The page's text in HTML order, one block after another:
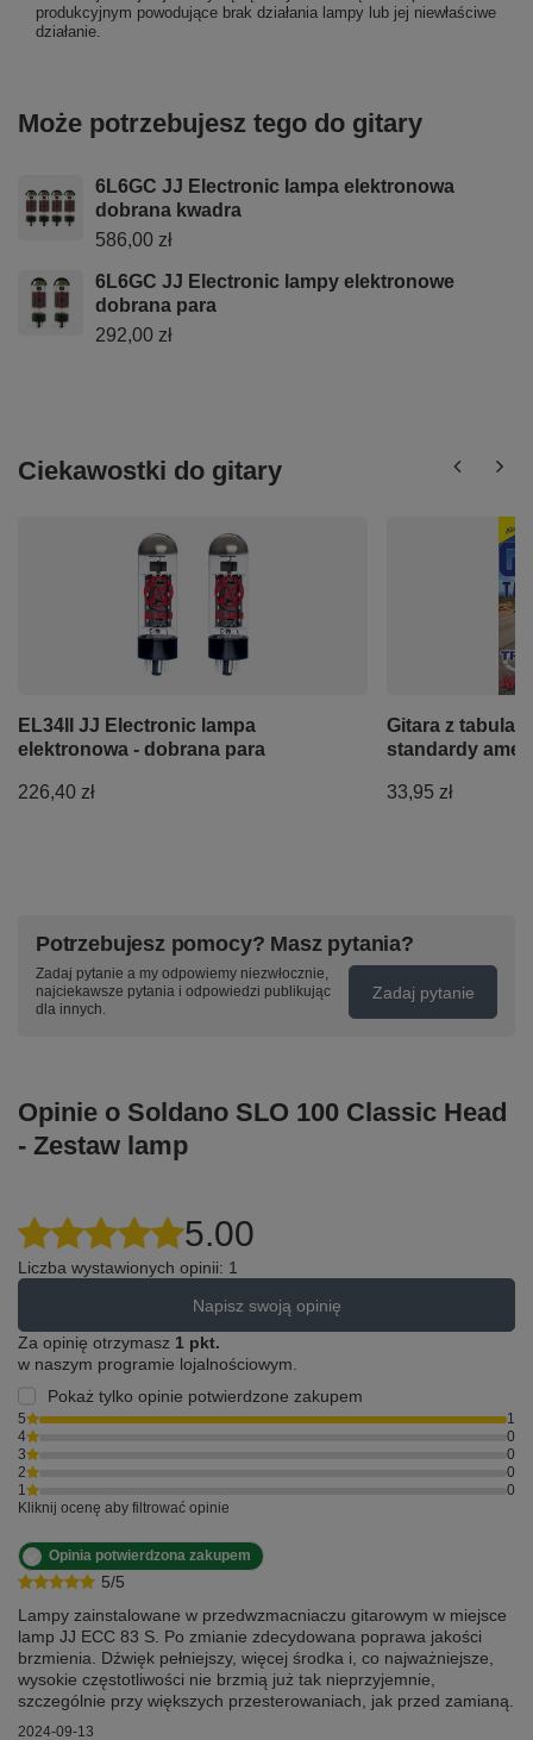
produkcyjnym powodujące brak działania lampy lub jej niewłaściwe
działanie.
Może potrzebujesz tego do gitary
6L6GC JJ Electronic lampa elektronowa
dobrana kwadra
586,00 zł
6L6GC JJ Electronic lampy elektronowe
dobrana para
292,00 zł
Ciekawostki do gitary
EL34II JJ Electronic lampa
elektronowa - dobrana para
226,40 zł
Gitara z
standardy
33,95 zł
Potrzebujesz pomocy? Masz pytania?
Zadaj pytanie a my odpowiemy niezwłocznie,
najciekawsze pytania i odpowiedzi publikując
dla innych.
Zadaj pytanie
Opinie o Soldano SLO 100 Classic Head
- Zestaw lamp
5.00
Liczba wystawionych opinii: 1
Napisz swoją opinię
Za opinię otrzymasz 1 pkt.
w naszym programie lojalnościowym.
Pokaż tylko opinie potwierdzone zakupem
5
1
4
0
3
0
2
0
1
0
Kliknij ocenę aby filtrować opinie
5/5
Opinia potwierdzona zakupem
Lampy zainstalowane w przedwzmacniaczu gitarowym w miejsce
lamp JJ ECC 83 S. Po zmianie zdecydowana poprawa jakości
brzmienia. Dźwięk pełniejszy, więcej środka i, co najważniejsze,
wysokie częstotliwości nie brzmią już tak nieprzyjemnie,
szczególnie przy większych przesterowaniach, jak przed zamianą.
2024-09-13